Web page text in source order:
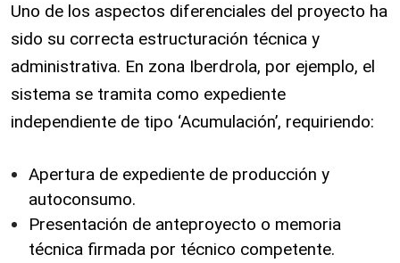
Uno de los aspectos diferenciales del proyecto ha
sido su correcta estructuración técnica y
administrativa. En zona Iberdrola, por ejemplo, el
sistema se tramita como expediente
independiente de tipo ‘Acumulación’, requiriendo:
Apertura de expediente de producción y
autoconsumo.
Presentación de anteproyecto o memoria
técnica firmada por técnico competente.